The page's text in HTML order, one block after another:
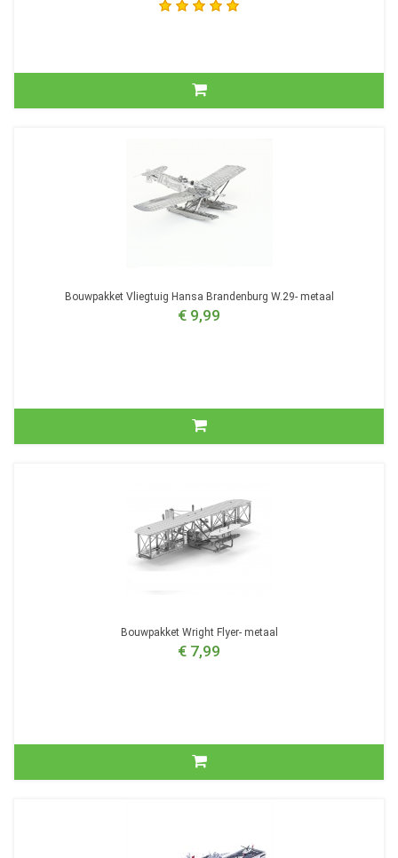
Bouwpakket Vliegtuig Hansa Brandenburg W.29- metaal
€ 9,99
Bouwpakket Wright Flyer- metaal
€ 7,99